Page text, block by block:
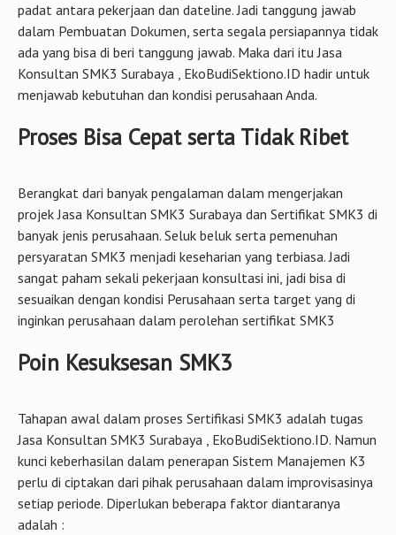
padat antara pekerjaan dan dateline. Jadi tanggung jawab
dalam Pembuatan Dokumen, serta segala persiapannya tidak
ada yang bisa di beri tanggung jawab. Maka dari itu Jasa
Konsultan SMK3 Surabaya , EkoBudiSektiono.ID hadir untuk
menjawab kebutuhan dan kondisi perusahaan Anda.
Proses Bisa Cepat serta Tidak Ribet
Berangkat dari banyak pengalaman dalam mengerjakan
projek Jasa Konsultan SMK3 Surabaya dan Sertifikat SMK3 di
banyak jenis perusahaan. Seluk beluk serta pemenuhan
persyaratan SMK3 menjadi keseharian yang terbiasa. Jadi
sangat paham sekali pekerjaan konsultasi ini, jadi bisa di
sesuaikan dengan kondisi Perusahaan serta target yang di
inginkan perusahaan dalam perolehan sertifikat SMK3
Poin Kesuksesan SMK3
Tahapan awal dalam proses Sertifikasi SMK3 adalah tugas
Jasa Konsultan SMK3 Surabaya , EkoBudiSektiono.ID. Namun
kunci keberhasilan dalam penerapan Sistem Manajemen K3
perlu di ciptakan dari pihak perusahaan dalam improvisasinya
setiap periode. Diperlukan beberapa faktor diantaranya
adalah :